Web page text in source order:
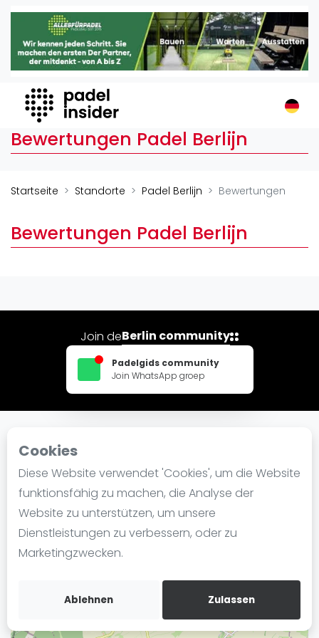
Cookies
Diese Website verwendet 'Cookies', um die Website
funktionsfähig zu machen, die Analyse der
Website zu unterstützen, um unsere
Dienstleistungen zu verbessern, oder zu
Marketingzwecken.
Ablehnen Zulassen
Padel Insider
Home
Organisationen
Buchungssysteme
Padel-Shops
Padelplatzbauer
Veranstaltungen
Ranking
Blog
Die Geschichte von Padel
Regeln und Punktzählung
Padel Schläge
Video
Bewertungen Padel Berlijn
Startseite Standorte Padel Berlijn Bewertungen
Bewertungen Padel Berlijn
Join deBerlin community
Padelgids community
Join WhatsApp groep
In der Nähe Padel Berlijn
−